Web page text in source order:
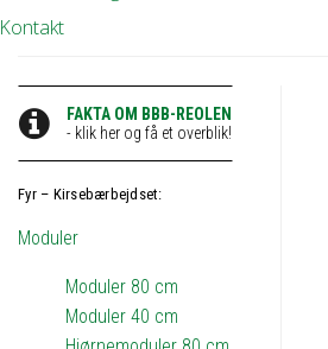
Kontakt
FAKTA OM BBB-REOLEN
- klik her og få et overblik!
Fyr – Kirsebærbejdset:
Moduler
Moduler 80 cm
Moduler 40 cm